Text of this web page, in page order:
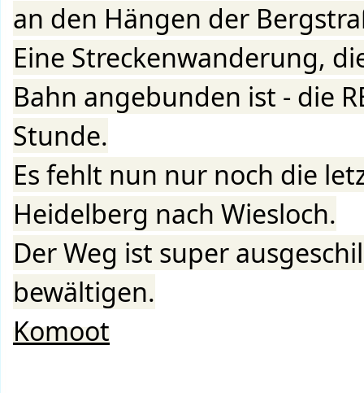
an den Hängen der
Eine Streckenwanderung,
Bahn angebunden ist - die
Stunde.
Es fehlt nun nur noch die
Heidelberg nach Wiesloch.
Der Weg ist super
bewältigen.
Komoot